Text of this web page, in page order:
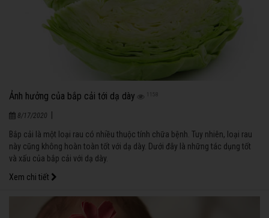
Ảnh hưởng của bắp cải tới dạ dày 1158
8/17/2020
Bắp cải là một loại rau có nhiều thuộc tính chữa bệnh. Tuy nhiên, loại rau
này cũng không hoàn toàn tốt với dạ dày. Dưới đây là những tác dụng tốt
và xấu của bắp cải với dạ dày.
Xem chi tiết